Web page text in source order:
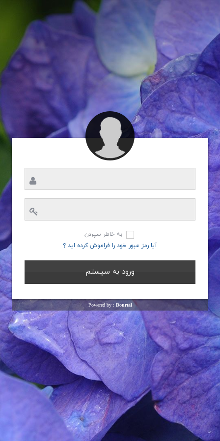
به خاطر سپردن
آیا رمز عبور خود را فراموش کرده اید ؟
Powered by : Dourtal